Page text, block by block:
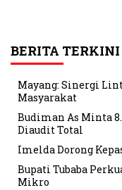
BERITA TERKINI
Mayang: Sinergi
Masyarakat
Budiman As Minta
Diaudit Total
Imelda Dorong
Bupati Tubaba
Mikro